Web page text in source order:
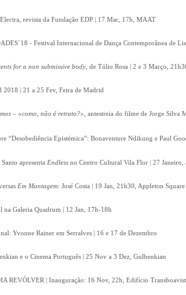
revista da Fundação EDP | 17 Mar, 17h, MAAT
- Festival Internacional de Dança Contemporânea de
for a non submissive body , de Túlio Rosa | 2 e 3 Março,
2018 | 21 a 25 Fev, Feira de Madrid
– «como, não é retrato?» , antestreia do filme de Jorge Silva
“Desobediência Epistémica”: Bonaventure Ndikung e Paul
apresenta Endless no Centro Cultural Vila Flor | 27 Janeiro,
Em Montagem: José Costa | 19 Jan, 21h30, Appleton Square
na Galeria Quadrum | 12 Jan, 17h-18h
Yvonne Rainer em Serralves | 16 e 17 de Dezembro
e o Cinema Português | 25 Nov a 3 Dez, Gulbenkian
REVÓLVER | Inauguração: 16 Nov, 22h, Edifício